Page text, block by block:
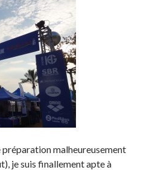
préparation malheureusement
je suis finallement apte à